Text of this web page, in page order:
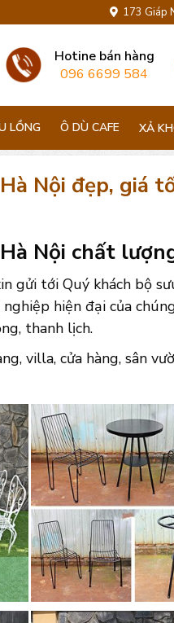
173 Giáp
Hotine bán hàng
096 6699 584
LỒNG Ô DÙ CAFE XẢ
Nội đẹp, giá
Nội chất
gửi tới Quý khách bộ
hiện đại của
thanh lịch.
villa, cửa hàng, sân